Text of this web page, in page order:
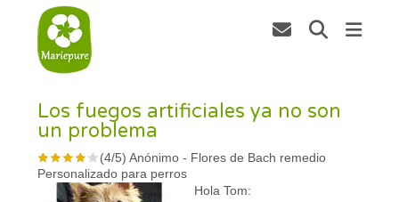
Los fuegos artificiales ya no son
un problema
(4/5)Anónimo - Flores de Bach remedio
Personalizado para perros
Hola Tom: